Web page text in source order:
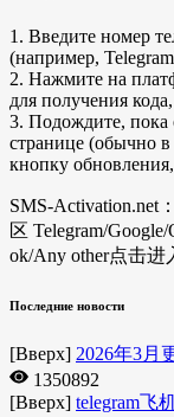
1. Введите номер
(например,
2. Нажмите на
для получения
3. Подождите, пока
странице (обычно
кнопку
SMS-Activation.net
区 Telegram/
ok/Any other点击进
Последние новости
[Вверх] 2026年3月
1350892
[Вверх] telegram飞